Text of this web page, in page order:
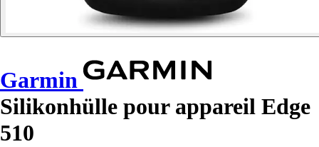
Garmin
Silikonhülle pour appareil Edge
510